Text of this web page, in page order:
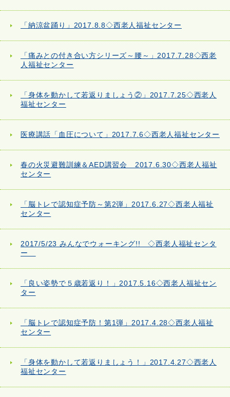
「納涼盆踊り」2017.8.8◇西老人福祉センター
「痛みとの付き合い方シリーズ～腰～」2017.7.28◇西老
人福祉センター
「身体を動かして若返りましょう②」2017.7.25◇西老人
福祉センター
医療講話「血圧について」2017.7.6◇西老人福祉センター
春の火災避難訓練＆AED講習会 2017.6.30◇西老人福祉
センター
「脳トレで認知症予防～第2弾」2017.6.27◇西老人福祉
センター
2017/5/23 みんなでウォーキング!! ◇西老人福祉センタ
ー
「良い姿勢で５歳若返り！」2017.5.16◇西老人福祉セン
ター
「脳トレで認知症予防！第1弾」2017.4.28◇西老人福祉
センター
「身体を動かして若返りましょう！」2017.4.27◇西老人
福祉センター